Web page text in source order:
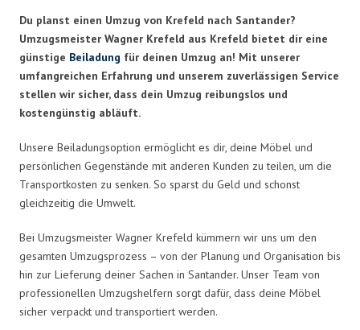
Du planst einen Umzug von Krefeld nach Santander?
Umzugsmeister Wagner Krefeld aus Krefeld bietet dir eine
günstige Beiladung für deinen Umzug an! Mit unserer
umfangreichen Erfahrung und unserem zuverlässigen Service
stellen wir sicher, dass dein Umzug reibungslos und
kostengünstig abläuft.
Unsere Beiladungsoption ermöglicht es dir, deine Möbel und
persönlichen Gegenstände mit anderen Kunden zu teilen, um die
Transportkosten zu senken. So sparst du Geld und schonst
gleichzeitig die Umwelt.
Bei Umzugsmeister Wagner Krefeld kümmern wir uns um den
gesamten Umzugsprozess – von der Planung und Organisation bis
hin zur Lieferung deiner Sachen in Santander. Unser Team von
professionellen Umzugshelfern sorgt dafür, dass deine Möbel
sicher verpackt und transportiert werden.